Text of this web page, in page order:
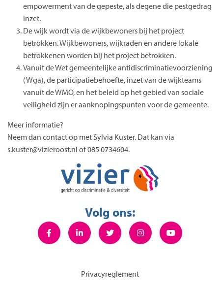
empowerment van de gepeste, als degene die pestgedrag
inzet.
De wijk wordt via de wijkbewoners bij het project
betrokken. Wijkbewoners, wijkraden en andere lokale
betrokkenen worden bij het project betrokken.
Vanuit de Wet gemeentelijke antidiscriminatievoorziening
(Wga), de participatiebehoefte, inzet van de wijkteams
vanuit de WMO, en het beleid op het gebied van sociale
veiligheid zijn er aanknopingspunten voor de gemeente.
Meer informatie?
Neem dan contact op met Sylvia Kuster. Dat kan via
s.kuster@vizieroost.nl of 085 0734604.
Volg ons:
Privacyreglement